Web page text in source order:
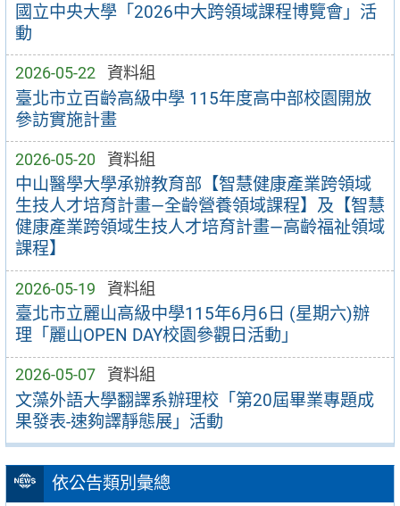
國立中央大學「2026中大跨領域課程博覽會」活
動
2026-05-22 資料組
臺北市立百齡高級中學 115年度高中部校園開放
參訪實施計畫
2026-05-20 資料組
中山醫學大學承辦教育部【智慧健康產業跨領域
生技人才培育計畫—全齡營養領域課程】及【智慧
健康產業跨領域生技人才培育計畫—高齡福祉領域
課程】
2026-05-19 資料組
臺北市立麗山高級中學115年6月6日 (星期六)辦
理「麗山OPEN DAY校園參觀日活動」
2026-05-07 資料組
文藻外語大學翻譯系辦理校「第20屆畢業專題成
果發表-速夠譯靜態展」活動
依公告類別彙總